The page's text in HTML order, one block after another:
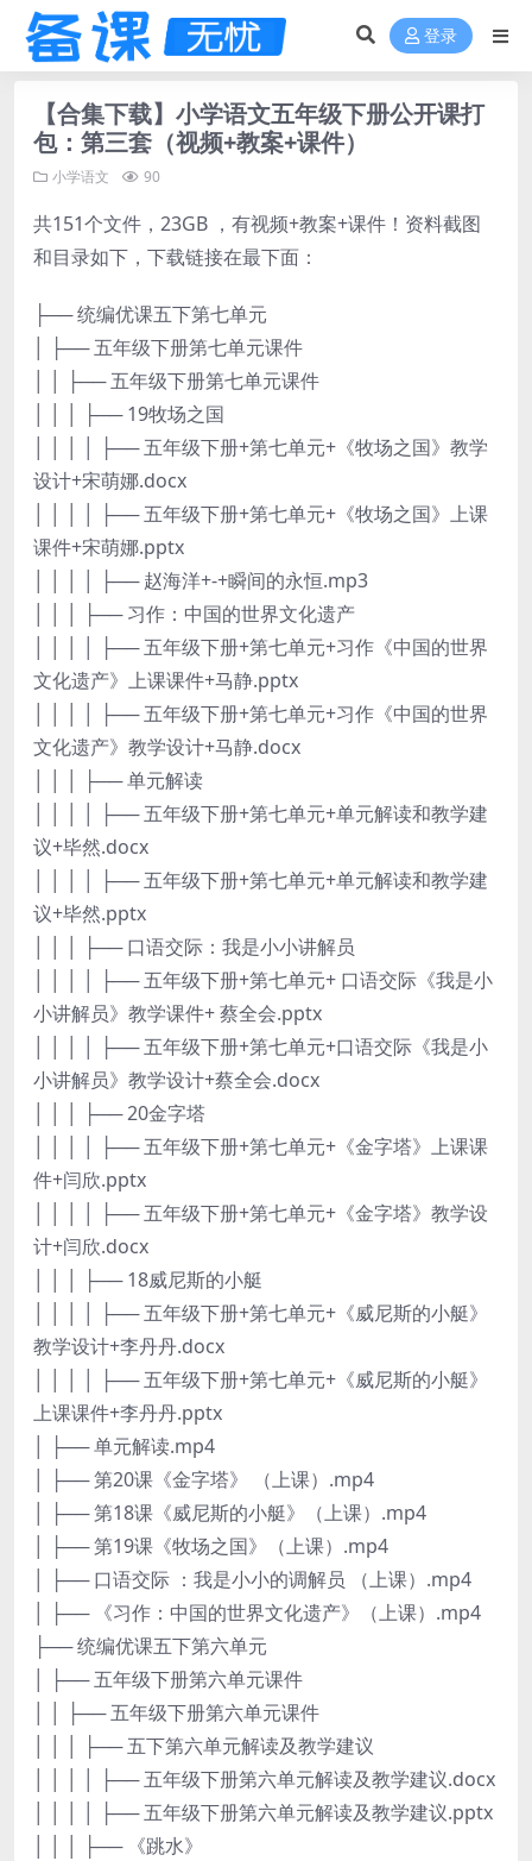
登录
【合集下载】小学语文五年级下册公开课打
包：第三套（视频+教案+课件）
小学语文 90
共151个文件，23GB ，有视频+教案+课件！资料截图
和目录如下，下载链接在最下面：
├── 统编优课五下第七单元
│ ├── 五年级下册第七单元课件
│ │ ├── 五年级下册第七单元课件
│ │ │ ├── 19牧场之国
│ │ │ │ ├── 五年级下册+第七单元+《牧场之国》教学
设计+宋萌娜.docx
│ │ │ │ ├── 五年级下册+第七单元+《牧场之国》上课
课件+宋萌娜.pptx
│ │ │ │ ├── 赵海洋+-+瞬间的永恒.mp3
│ │ │ ├── 习作：中国的世界文化遗产
│ │ │ │ ├── 五年级下册+第七单元+习作《中国的世界
文化遗产》上课课件+马静.pptx
│ │ │ │ ├── 五年级下册+第七单元+习作《中国的世界
文化遗产》教学设计+马静.docx
│ │ │ ├── 单元解读
│ │ │ │ ├── 五年级下册+第七单元+单元解读和教学建
议+毕然.docx
│ │ │ │ ├── 五年级下册+第七单元+单元解读和教学建
议+毕然.pptx
│ │ │ ├── 口语交际：我是小小讲解员
│ │ │ │ ├── 五年级下册+第七单元+ 口语交际《我是小
小讲解员》教学课件+ 蔡全会.pptx
│ │ │ │ ├── 五年级下册+第七单元+口语交际《我是小
小讲解员》教学设计+蔡全会.docx
│ │ │ ├── 20金字塔
│ │ │ │ ├── 五年级下册+第七单元+《金字塔》上课课
件+闫欣.pptx
│ │ │ │ ├── 五年级下册+第七单元+《金字塔》教学设
计+闫欣.docx
│ │ │ ├── 18威尼斯的小艇
│ │ │ │ ├── 五年级下册+第七单元+《威尼斯的小艇》
教学设计+李丹丹.docx
│ │ │ │ ├── 五年级下册+第七单元+《威尼斯的小艇》
上课课件+李丹丹.pptx
│ ├── 单元解读.mp4
│ ├── 第20课《金字塔》 （上课）.mp4
│ ├── 第18课《威尼斯的小艇》（上课）.mp4
│ ├── 第19课《牧场之国》（上课）.mp4
│ ├── 口语交际 ：我是小小的调解员 （上课）.mp4
│ ├── 《习作：中国的世界文化遗产》（上课）.mp4
├── 统编优课五下第六单元
│ ├── 五年级下册第六单元课件
│ │ ├── 五年级下册第六单元课件
│ │ │ ├── 五下第六单元解读及教学建议
│ │ │ │ ├── 五年级下册第六单元解读及教学建议.docx
│ │ │ │ ├── 五年级下册第六单元解读及教学建议.pptx
│ │ │ ├── 《跳水》